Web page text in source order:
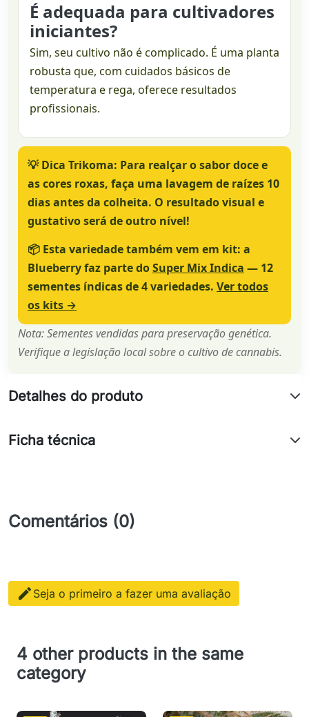
É adequada para cultivadores
iniciantes?
Sim, seu cultivo não é complicado. É uma planta
robusta que, com cuidados básicos de
temperatura e rega, oferece resultados
profissionais.
💡Dica Trikoma: Para realçar o sabor doce e
as cores roxas, faça uma lavagem de raízes 10
dias antes da colheita. O resultado visual e
gustativo será de outro nível!
📦 Esta variedade também vem em kit: a
Blueberry faz parte doSuper Mix Indica — 12
sementes índicas de 4 variedades. Ver todos
os kits →
Nota: Sementes vendidas para preservação genética.
Verifique a legislação local sobre o cultivo de cannabis.
Detalhes do produto
Ficha técnica
Comentários (0)
 Seja o primeiro a fazer uma avaliação
4 other products in the same
category